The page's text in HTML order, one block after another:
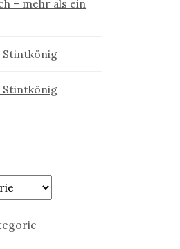
– mehr als ein
Stintkönig
Stintkönig